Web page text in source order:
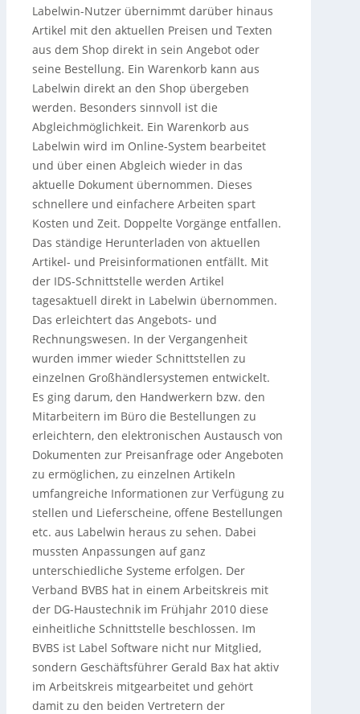
Labelwin-Nutzer übernimmt darüber hinaus
Artikel mit den aktuellen Preisen und Texten
aus dem Shop direkt in sein Angebot oder
seine Bestellung. Ein Warenkorb kann aus
Labelwin direkt an den Shop übergeben
werden. Besonders sinnvoll ist die
Abgleichmöglichkeit. Ein Warenkorb aus
Labelwin wird im Online-System bearbeitet
und über einen Abgleich wieder in das
aktuelle Dokument übernommen. Dieses
schnellere und einfachere Arbeiten spart
Kosten und Zeit. Doppelte Vorgänge entfallen.
Das ständige Herunterladen von aktuellen
Artikel- und Preisinformationen entfällt. Mit
der IDS-Schnittstelle werden Artikel
tagesaktuell direkt in Labelwin übernommen.
Das erleichtert das Angebots- und
Rechnungswesen. In der Vergangenheit
wurden immer wieder Schnittstellen zu
einzelnen Großhändlersystemen entwickelt.
Es ging darum, den Handwerkern bzw. den
Mitarbeitern im Büro die Bestellungen zu
erleichtern, den elektronischen Austausch von
Dokumenten zur Preisanfrage oder Angeboten
zu ermöglichen, zu einzelnen Artikeln
umfangreiche Informationen zur Verfügung zu
stellen und Lieferscheine, offene Bestellungen
etc. aus Labelwin heraus zu se­hen. Dabei
mussten Anpassungen auf ganz
unterschiedliche Systeme erfolgen. Der
Verband BVBS hat in einem Arbeitskreis mit
der DG-Haustechnik im Frühjahr 2010 diese
einheitliche Schnittstelle beschlossen. Im
BVBS ist Label Software nicht nur Mitglied,
sondern Geschäftsführer Gerald Bax hat aktiv
im Arbeitskreis mitgearbeitet und gehört
damit zu den beiden Vertretern der